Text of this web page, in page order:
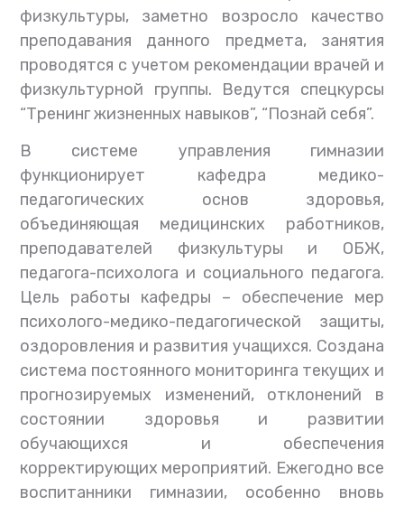
физкультуры, заметно возросло качество
преподавания данного предмета, занятия
проводятся с учетом рекомендации врачей и
физкультурной группы. Ведутся спецкурсы
“Тренинг жизненных навыков”, “Познай себя”.
В системе управления гимназии
функционирует кафедра медико-
педагогических основ здоровья,
объединяющая медицинских работников,
преподавателей физкультуры и ОБЖ,
педагога-психолога и социального педагога.
Цель работы кафедры – обеспечение мер
психолого-медико-педагогической защиты,
оздоровления и развития учащихся. Создана
система постоянного мониторинга текущих и
прогнозируемых изменений, отклонений в
состоянии здоровья и развитии
обучающихся и обеспечения
корректирующих мероприятий. Ежегодно все
воспитанники гимназии, особенно вновь